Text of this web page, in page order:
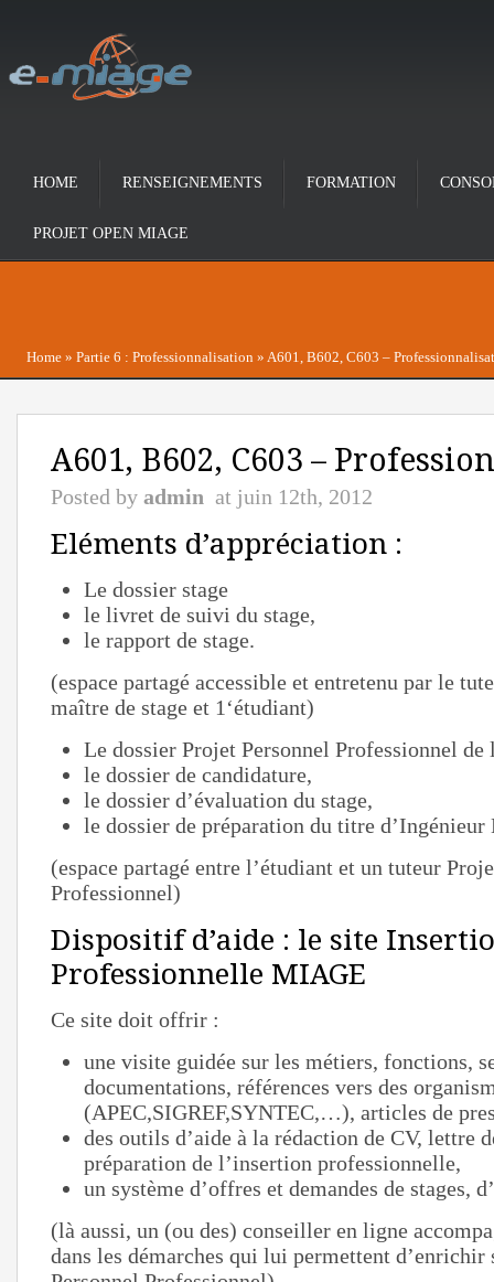
HOME RENSEIGNEMENTS FORMATION
PROJET OPEN MIAGE
Home » Partie 6 : Professionnalisation » A601, B602, C603 –
A601, B602, C603 –
Posted by admin at juin 12th, 2012
Eléments d’appréciation :
Le dossier stage
le livret de suivi du stage,
le rapport de stage.
(espace partagé accessible et entretenu par le
maître de stage et 1‘étudiant)
Le dossier Projet Personnel Professionnel de
le dossier de candidature,
le dossier d’évaluation du stage,
le dossier de préparation du titre
(espace partagé entre l’étudiant et un tuteur
Professionnel)
Dispositif d’aide : le site
Professionnelle MIAGE
Ce site doit offrir :
une visite guidée sur les métiers, fonctions,
documentations, références vers des
(APEC,SIGREF,SYNTEC,…), articles de
des outils d’aide à la rédaction de CV, lettre
préparation de l’insertion professionnelle,
un système d’offres et demandes de stages,
(là aussi, un (ou des) conseiller en ligne
dans les démarches qui lui permettent d’enrichir